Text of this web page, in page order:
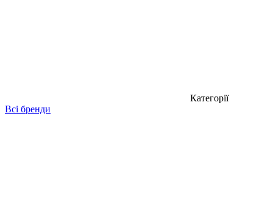
Категорії
Всі бренди